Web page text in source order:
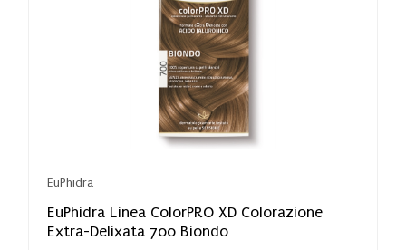
EuPhidra
EuPhidra Linea ColorPRO XD Colorazione
Extra-Delixata 700 Biondo